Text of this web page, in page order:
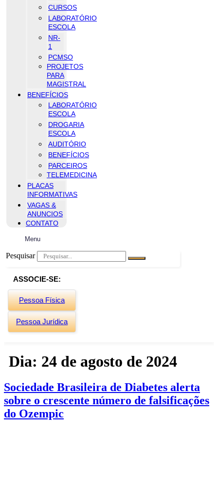
CURSOS
LABORATÓRIO
ESCOLA
NR-
1
PCMSO
PROJETOS
PARA
MAGISTRAL
BENEFÍCIOS
LABORATÓRIO
ESCOLA
DROGARIA
ESCOLA
AUDITÓRIO
BENEFÍCIOS
PARCEIROS
TELEMEDICINA
PLACAS
INFORMATIVAS
VAGAS &
ANUNCIOS
CONTATO
Menu
Pesquisar
ASSOCIE-SE:
Pessoa Física
Pessoa Jurídica
Dia: 24 de agosto de 2024
Sociedade Brasileira de Diabetes alerta
sobre o crescente número de falsificações
do Ozempic